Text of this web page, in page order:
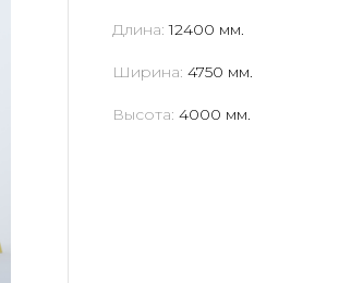
Длина:12400 мм.
Ширина: 4750 мм.
Высота: 4000 мм.